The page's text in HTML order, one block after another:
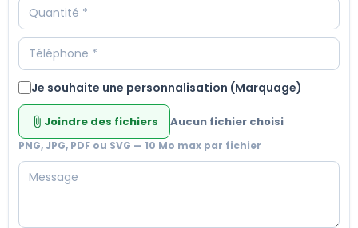
Je souhaite une personnalisation (Marquage)
attach_file Joindre des fichiers Aucun fichier choisi
PNG, JPG, PDF ou SVG — 10 Mo max par fichier